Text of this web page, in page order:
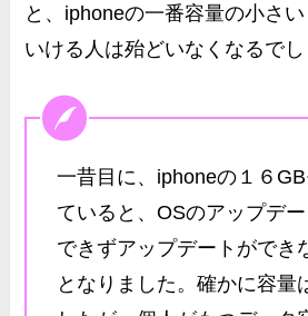
と、iphoneの一番容量の小さ
いける人は殆どいなくなるでし
一昔目に、iphoneの１６
ていると、OSのアップデ
できずアップデートができ
となりました。確かに容量